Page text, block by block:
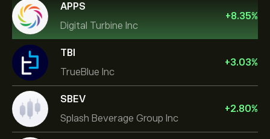
APPS
Digital Turbine Inc
+8.35%
TBI
TrueBlue Inc
+3.03%
SBEV
Splash Beverage Group Inc
+2.80%